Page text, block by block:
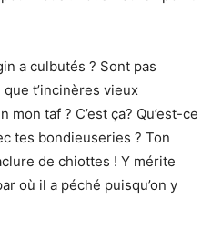
a culbutés ? Sont pas
que t’incinères vieux
taf ? C’est ça? Qu’est-ce
tes bondieuseries ? Ton
de chiottes ! Y mérite
où il a péché puisqu’on y